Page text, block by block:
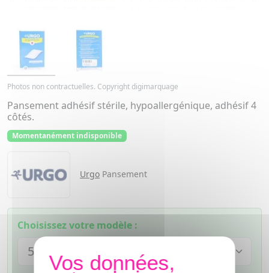
Photos non contractuelles. Copyright digimarquage
Pansement adhésif stérile, hypoallergénique, adhésif 4
côtés.
Momentanément indisponible
Urgo Pansement
Choisissez votre modèle :